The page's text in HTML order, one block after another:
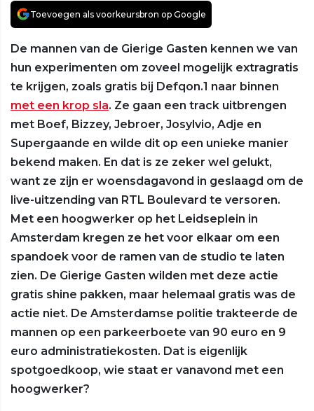
Toevoegen als voorkeursbron op Google
De mannen van de Gierige Gasten kennen we van
hun experimenten om zoveel mogelijk extragratis
te krijgen, zoals gratis bij Defqon.1 naar binnen
met een krop sla. Ze gaan een track uitbrengen
met Boef, Bizzey, Jebroer, Josylvio, Adje en
Supergaande en wilde dit op een unieke manier
bekend maken. En dat is ze zeker wel gelukt,
want ze zijn er woensdagavond in geslaagd om de
live-uitzending van RTL Boulevard te versoren.
Met een hoogwerker op het Leidseplein in
Amsterdam kregen ze het voor elkaar om een
spandoek voor de ramen van de studio te laten
zien. De Gierige Gasten wilden met deze actie
gratis shine pakken, maar helemaal gratis was de
actie niet. De Amsterdamse politie trakteerde de
mannen op een parkeerboete van 90 euro en 9
euro administratiekosten. Dat is eigenlijk
spotgoedkoop, wie staat er vanavond met een
hoogwerker?